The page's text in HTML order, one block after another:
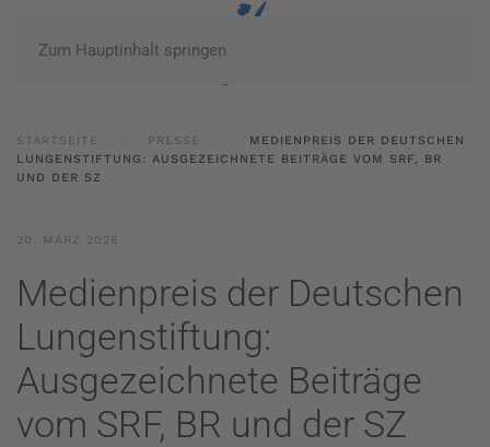
Zum Hauptinhalt springen
STARTSEITE PRESSE
MEDIENPREIS DER DEUTSCHEN
LUNGENSTIFTUNG: AUSGEZEICHNETE BEITRÄGE VOM SRF, BR
UND DER SZ
20. MÄRZ 2026
Medienpreis der Deutschen
Lungenstiftung:
Ausgezeichnete Beiträge
vom SRF, BR und der SZ